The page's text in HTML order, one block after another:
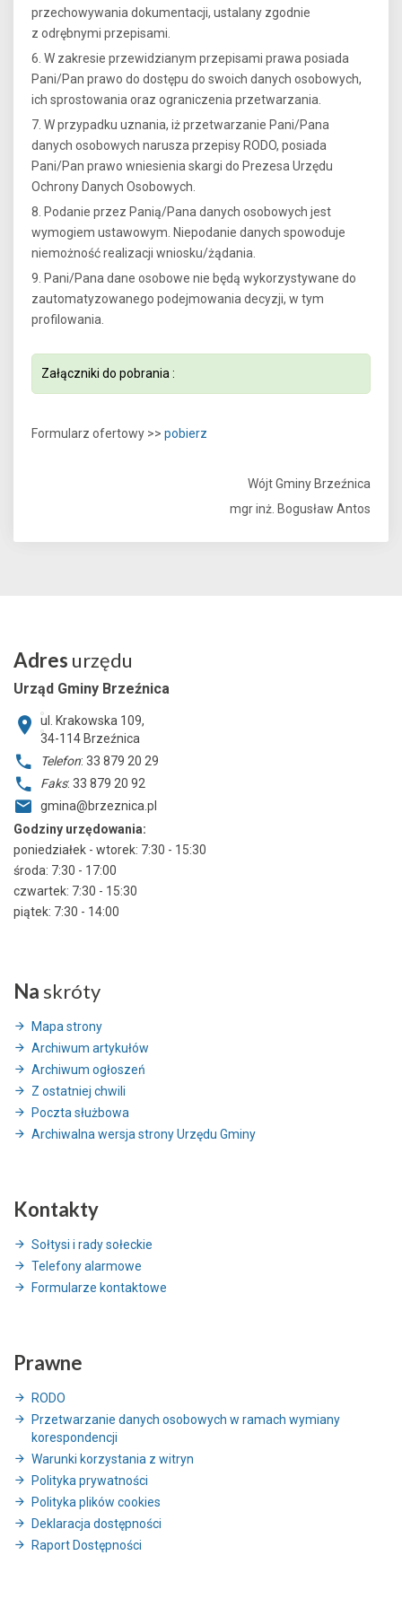
przechowywania dokumentacji, ustalany zgodnie
z odrębnymi przepisami.
6. W zakresie przewidzianym przepisami prawa posiada
Pani/Pan prawo do dostępu do swoich danych osobowych,
ich sprostowania oraz ograniczenia przetwarzania.
7. W przypadku uznania, iż przetwarzanie Pani/Pana
danych osobowych narusza przepisy RODO, posiada
Pani/Pan prawo wniesienia skargi do Prezesa Urzędu
Ochrony Danych Osobowych.
8. Podanie przez Panią/Pana danych osobowych jest
wymogiem ustawowym. Niepodanie danych spowoduje
niemożność realizacji wniosku/żądania.
9. Pani/Pana dane osobowe nie będą wykorzystywane do
zautomatyzowanego podejmowania decyzji, w tym
profilowania.
Załączniki do pobrania :
Formularz ofertowy >> pobierz
Wójt Gminy Brzeźnica
mgr inż. Bogusław Antos
Adres urzędu
Urząd Gminy Brzeźnica
ul. Krakowska 109,
34-114 Brzeźnica
Telefon: 33 879 20 29
Faks: 33 879 20 92
gmina@brzeznica.pl
Godziny urzędowania:
poniedziałek - wtorek: 7:30 - 15:30
środa: 7:30 - 17:00
czwartek: 7:30 - 15:30
piątek: 7:30 - 14:00
Na skróty
Mapa strony
Archiwum artykułów
Archiwum ogłoszeń
Z ostatniej chwili
Poczta służbowa
Archiwalna wersja strony Urzędu Gminy
Kontakty
Sołtysi i rady sołeckie
Telefony alarmowe
Formularze kontaktowe
Prawne
RODO
Przetwarzanie danych osobowych w ramach wymiany
korespondencji
Warunki korzystania z witryn
Polityka prywatności
Polityka plików cookies
Deklaracja dostępności
Raport Dostępności